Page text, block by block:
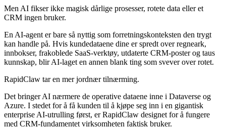
Men AI fikser ikke magisk dårlige prosesser, rotete data eller et
CRM ingen bruker.
En AI-agent er bare så nyttig som forretningskonteksten den trygt
kan handle på. Hvis kundedataene dine er spredt over regneark,
innbokser, frakoblede SaaS-verktøy, utdaterte CRM-poster og taus
kunnskap, blir AI-laget en annen blank ting som svever over rotet.
RapidClaw tar en mer jordnær tilnærming.
Det bringer AI nærmere de operative dataene inne i Dataverse og
Azure. I stedet for å få kunden til å kjøpe seg inn i en gigantisk
enterprise AI-utrulling først, er RapidClaw designet for å fungere
med CRM-fundamentet virksomheten faktisk bruker.